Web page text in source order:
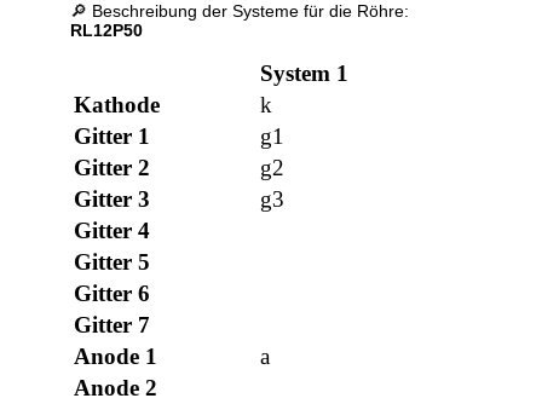
🔎 Beschreibung der Systeme für die Röhre:
RL12P50
System 1
Kathode
k
Gitter 1
g1
Gitter 2
g2
Gitter 3
g3
Gitter 4
Gitter 5
Gitter 6
Gitter 7
Anode 1
a
Anode 2